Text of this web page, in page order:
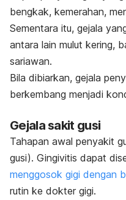
bengkak, kemerahan,
Sementara itu, gejala
antara lain mulut kering,
sariawan.
Bila dibiarkan, gejala
berkembang menjadi
Gejala sakit gusi
Tahapan awal penyakit
gusi). Gingivitis dapat
menggosok gigi dengan
rutin ke dokter gigi.